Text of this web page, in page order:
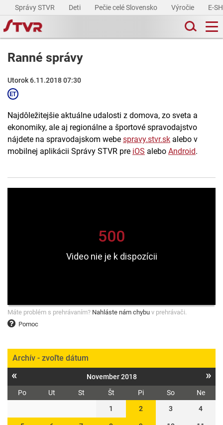
Správy STVR Deti Pečie celé Slovensko Výročie E-
Ranné správy
Utorok 6.11.2018 07:30
Najdôležitejšie aktuálne udalosti z domova, zo sveta a
ekonomiky, ale aj regionálne a športové spravodajstvo
nájdete na spravodajskom webe spravy.stvr.sk alebo v
mobilnej aplikácii Správy STVR pre iOS alebo Android.
Pomoc
Máte problém s prehrávaním? Nahláste nám chybu v prehrávači.
Archív - zvoľte dátum
« November 2018 »
Po Ut St Št Pi So
Ne
1
2 3 4